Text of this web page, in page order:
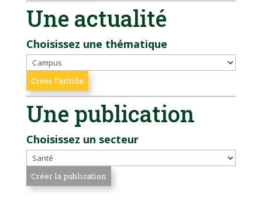
Une actualité
Choisissez une thématique
Une publication
Choisissez un secteur